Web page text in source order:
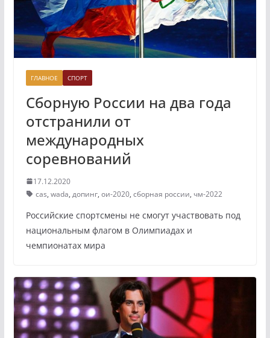
ГЛАВНОЕ СПОРТ
Сборную России на два года
отстранили от
международных
соревнований
17.12.2020
cas, wada, допинг, ои-2020, сборная россии, чм-2022
Российские спортсмены не смогут участвовать под
национальным флагом в Олимпиадах и
чемпионатах мира